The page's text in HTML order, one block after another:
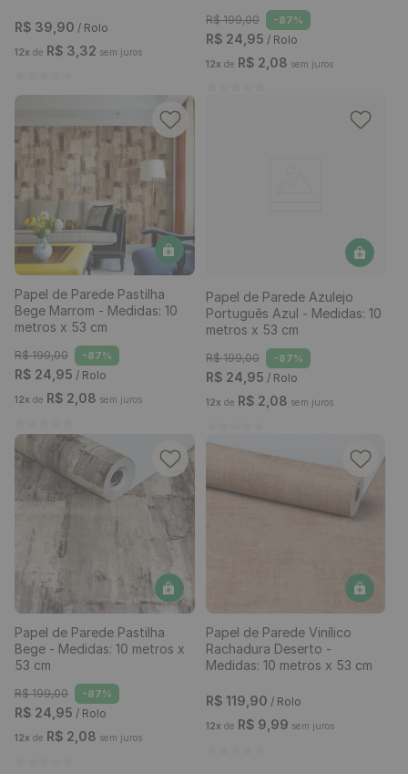
R$ 39 90 / Rolo
12x de R$ 3 32 sem juros
R$ 199,00 -87%
R$ 24 95 / Rolo
12x de R$ 2 08 sem juros
Papel de Parede Pastilha
Bege Marrom - Medidas: 10
metros x 53 cm
R$ 199,00 -87%
R$ 24 95 / Rolo
12x de R$ 2 08 sem juros
Papel de Parede Azulejo
Português Azul - Medidas: 10
metros x 53 cm
R$ 199,00 -87%
R$ 24 95 / Rolo
12x de R$ 2 08 sem juros
Papel de Parede Pastilha
Bege - Medidas: 10 metros x
53 cm
R$ 199,00 -87%
R$ 24,95 / Rolo
12x de R$ 2,08 sem juros
Papel de Parede Vinílico
Rachadura Deserto -
Medidas: 10 metros x 53 cm
R$ 119,90 / Rolo
12x de R$ 9,99 sem juros